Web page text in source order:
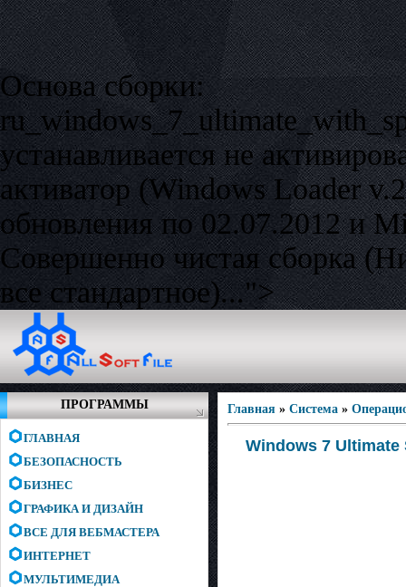
Основа сборки:
устанавливается не
активатор (Windows Loader
обновления по 02.07.2012 и
Совершенно чистая сборка
все стандартное)...">
ПРОГРАММЫ
ГЛАВНАЯ
БЕЗОПАСНОСТЬ
БИЗНЕС
ГРАФИКА И ДИЗАЙН
ВСЕ ДЛЯ ВЕБМАСТЕРА
ИНТЕРНЕТ
МУЛЬТИМЕДИА
Главная » Система »
Windows 7 Ultimate